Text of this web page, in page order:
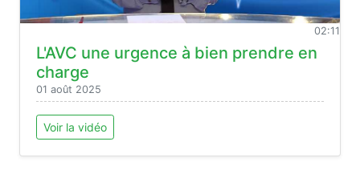
02:11
L'AVC une urgence à bien prendre en
charge
01 août 2025
Voir la vidéo